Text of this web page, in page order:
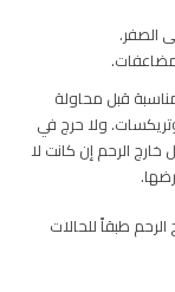
قبل محاولة
ولا حرج في
الرحم إن كانت لا
طبقاً للحالات